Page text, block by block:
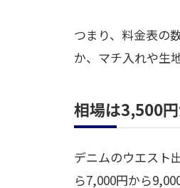
つまり、料金表の
か、マチ入れや生
相場は3,500
デニムのウエスト
ら7,000円から